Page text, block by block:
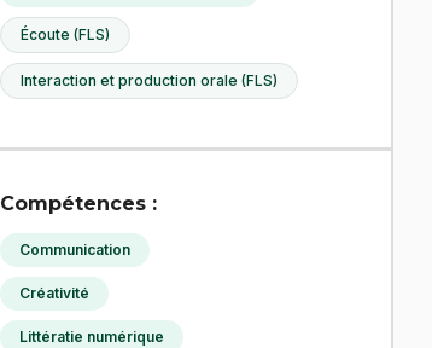
Écoute (FLS)
Interaction et production orale (FLS)
Compétences :
Communication
Créativité
Littératie numérique